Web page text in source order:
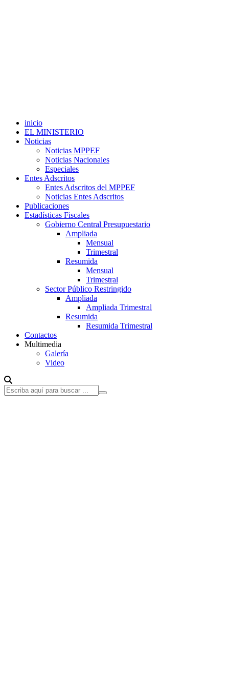
inicio
EL MINISTERIO
Noticias
Noticias MPPEF
Noticias Nacionales
Especiales
Entes Adscritos
Entes Adscritos del MPPEF
Noticias Entes Adscritos
Publicaciones
Estadísticas Fiscales
Gobierno Central Presupuestario
Ampliada
Mensual
Trimestral
Resumida
Mensual
Trimestral
Sector Público Restringido
Ampliada
Ampliada Trimestral
Resumida
Resumida Trimestral
Contactos
Multimedia
Galería
Video